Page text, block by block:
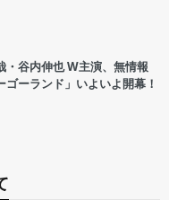
・谷内伸也 W主演、無情報
ゴーランド」いよいよ開幕！